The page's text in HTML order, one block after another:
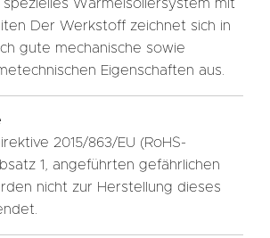
spezielles Wärmeisoliersystem mit
Der Werkstoff zeichnet sich in
gute mechanische sowie
Eigenschaften aus.
2015/863/EU (RoHS-
1, angeführten gefährlichen
nicht zur Herstellung dieses